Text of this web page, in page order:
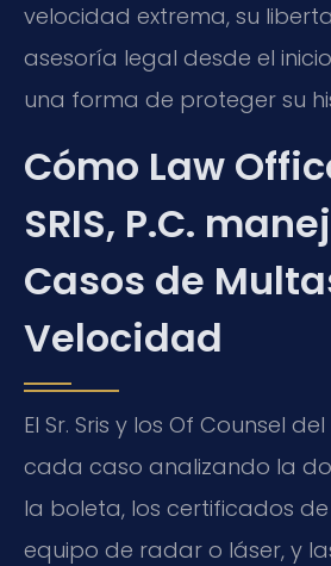
velocidad extrema, su
asesoría legal desde el
una forma de proteger su
Cómo Law
SRIS, P.C.
Casos de
Velocidad
El Sr. Sris y los Of Counsel
cada caso analizando la
la boleta, los certificados
equipo de radar o láser, y